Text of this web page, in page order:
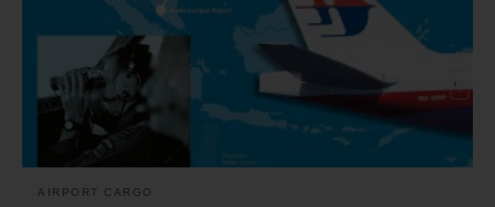
AIRPORT CARGO